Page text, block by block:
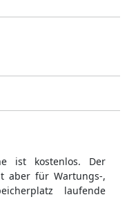
ist kostenlos. Der
aber für Wartungs-,
laufende